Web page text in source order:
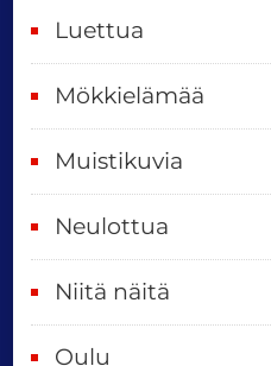
ä
t
Luettua
Mökkielämää
Muistikuvia
Neulottua
Niitä näitä
Oulu